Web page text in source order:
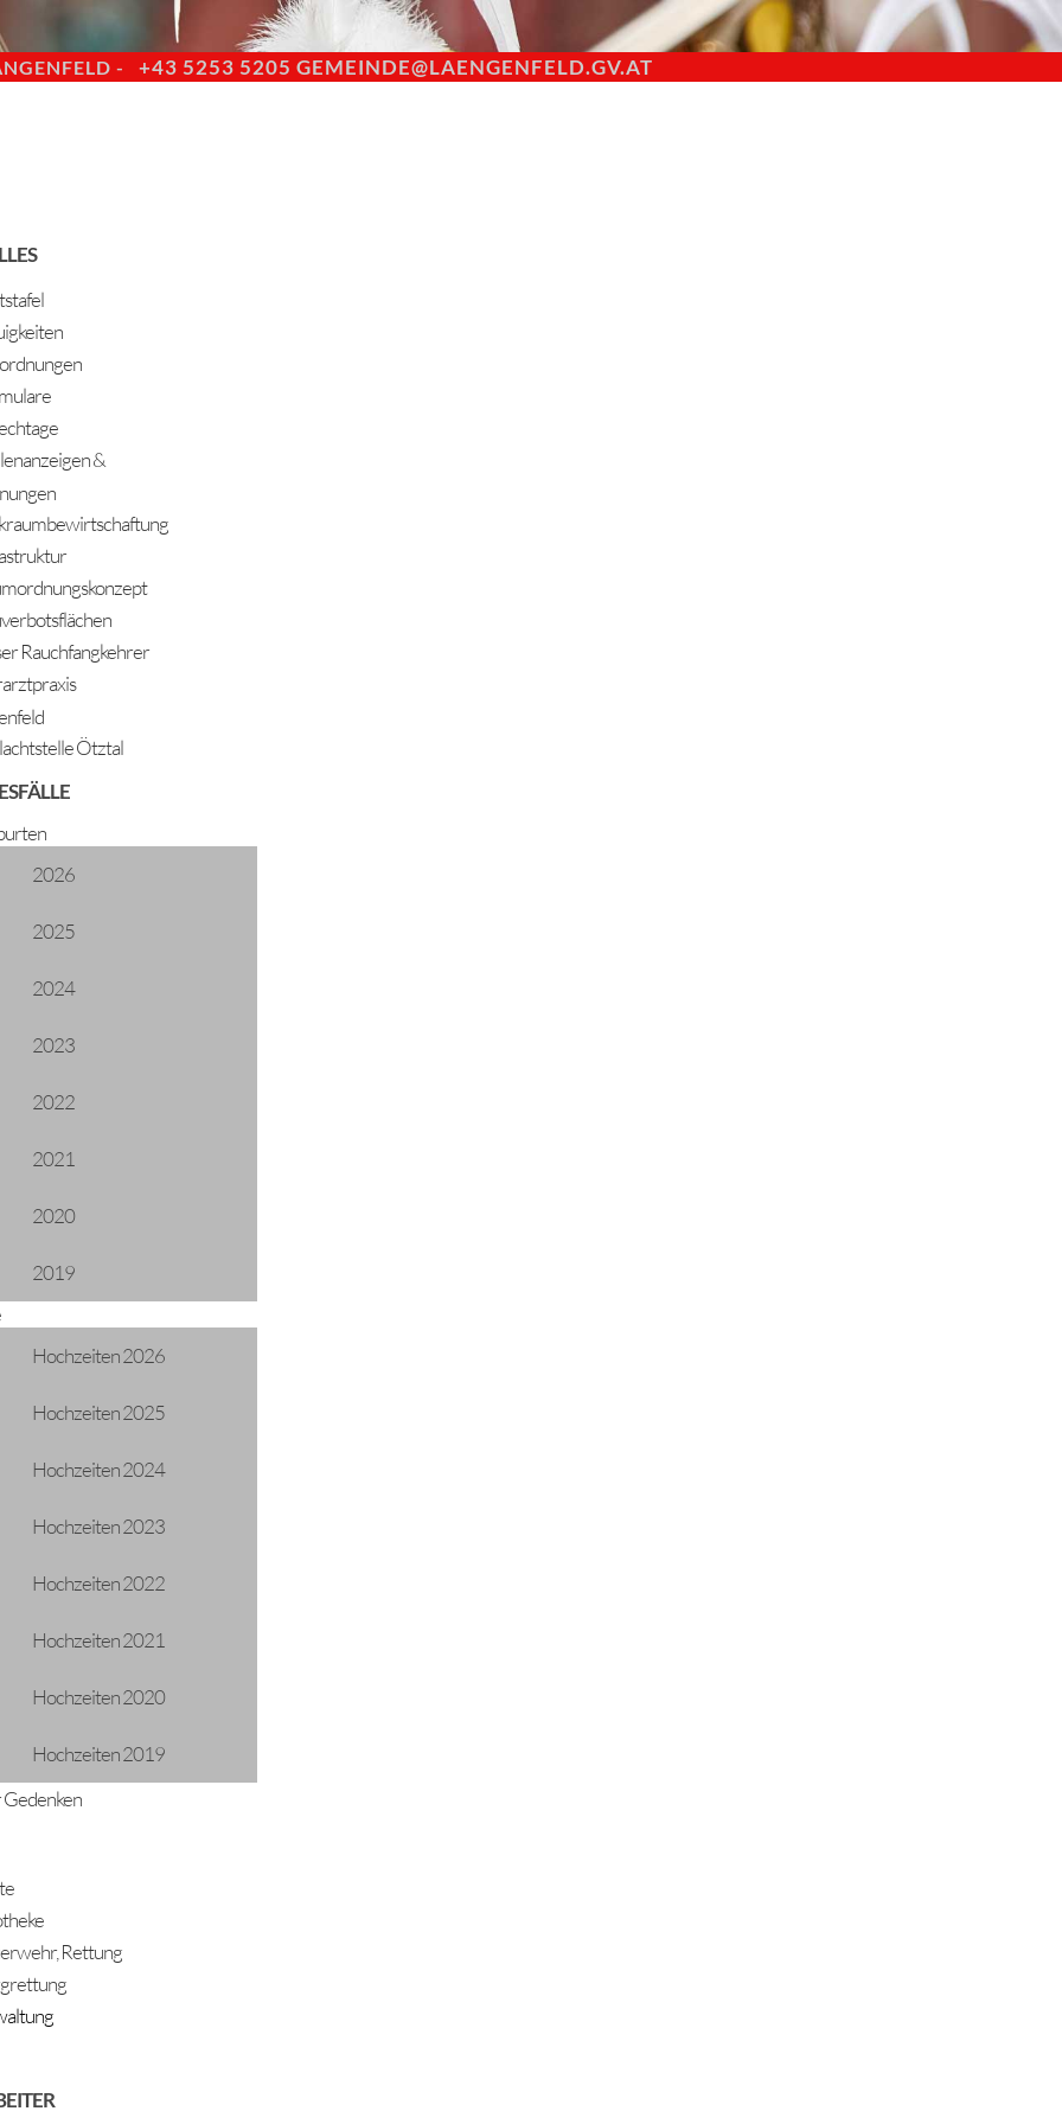
- +43 5253 5205 GEMEINDE@LAENGENFELD.GV.AT
&
Rauchfangkehrer
Ötztal
2026
2025
2024
2023
2022
2021
2020
2019
Hochzeiten 2026
Hochzeiten 2025
Hochzeiten 2024
Hochzeiten 2023
Hochzeiten 2022
Hochzeiten 2021
Hochzeiten 2020
Hochzeiten 2019
Rettung
06-12-2024 17:00
Frei
ADRESSE
gemeinde@laengenfeld.gv.at